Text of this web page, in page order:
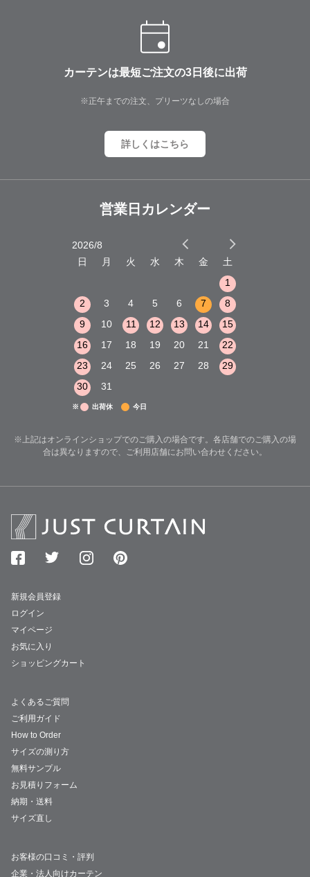
カーテンは最短ご注文の3日後に出荷
※正午までの注文、プリーツなしの場合
詳しくはこちら
営業日カレンダー
2026/8
日
月 火 水 木 金
土
1
2
3 4 5 6 7
8
9
10 11 12 13 14
15
16
17 18 19 20 21
22
23
24 25 26 27 28
29
30
31
※ 出荷休 今日
※上記はオンラインショップでのご購入の場合です。各店舗でのご購入の場
合は異なりますので、ご利用店舗にお問い合わせください。
新規会員登録
ログイン
マイページ
お気に入り
ショッピングカート
よくあるご質問
ご利用ガイド
How to Order
サイズの測り方
無料サンプル
お見積りフォーム
納期・送料
サイズ直し
お客様の口コミ・評判
企業・法人向けカーテン